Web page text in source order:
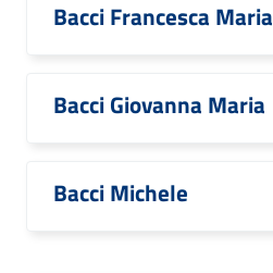
Bacci Francesca Maria
Bacci Giovanna Maria
Bacci Michele